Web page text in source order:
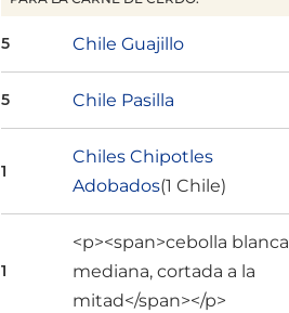
5 Chile Guajillo
5 Chile Pasilla
1
Chiles Chipotles
Adobados(1 Chile)
1
<p><span>cebolla blanca
mediana, cortada a la
mitad</span></p>